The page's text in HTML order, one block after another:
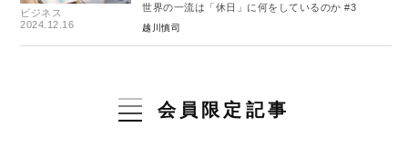
ビジネス
2024.12.16
世界の一流は「休日」に何をしているのか #3
越川慎司
会員限定記事